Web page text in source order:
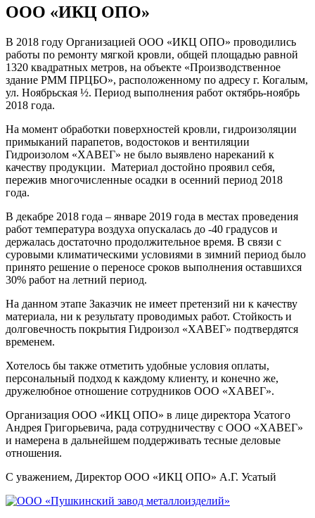
ООО «ИКЦ ОПО»
В 2018 году Организацией ООО «ИКЦ ОПО» проводились
работы по ремонту мягкой кровли, общей площадью равной
1320 квадратных метров, на объекте «Производственное
здание РММ ПРЦБО», расположенному по адресу г. Когалым,
ул. Ноябрьская ½. Период выполнения работ октябрь-ноябрь
2018 года.
На момент обработки поверхностей кровли, гидроизоляции
примыканий парапетов, водостоков и вентиляции
Гидроизолом «ХАВЕГ» не было выявлено нареканий к
качеству продукции. Материал достойно проявил себя,
пережив многочисленные осадки в осенний период 2018
года.
В декабре 2018 года – январе 2019 года в местах проведения
работ температура воздуха опускалась до -40 градусов и
держалась достаточно продолжительное время. В связи с
суровыми климатическими условиями в зимний период было
принято решение о переносе сроков выполнения оставшихся
30% работ на летний период.
На данном этапе Заказчик не имеет претензий ни к качеству
материала, ни к результату проводимых работ. Стойкость и
долговечность покрытия Гидроизол «ХАВЕГ» подтвердятся
временем.
Хотелось бы также отметить удобные условия оплаты,
персональный подход к каждому клиенту, и конечно же,
дружелюбное отношение сотрудников ООО «ХАВЕГ».
Организация ООО «ИКЦ ОПО» в лице директора Усатого
Андрея Григорьевича, рада сотрудничеству с ООО «ХАВЕГ»
и намерена в дальнейшем поддерживать тесные деловые
отношения.
С уважением, Директор ООО «ИКЦ ОПО» А.Г. Усатый